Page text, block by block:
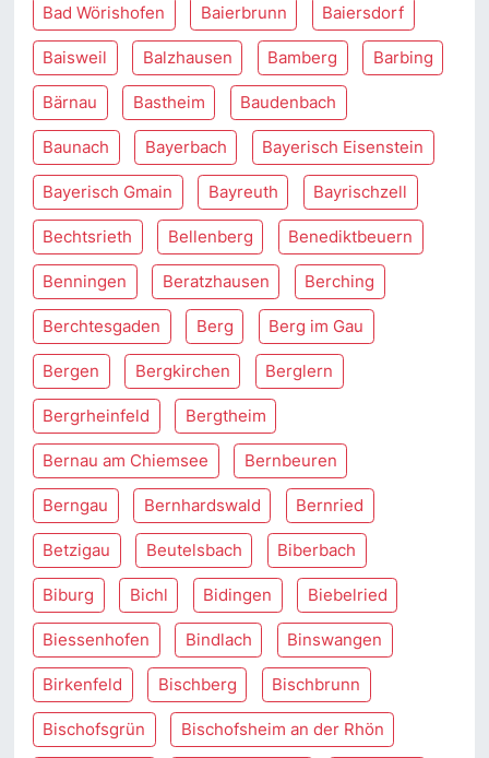
Bad Wörishofen Baierbrunn Baiersdorf
Baisweil Balzhausen Bamberg Barbing
Bärnau Bastheim Baudenbach
Baunach Bayerbach Bayerisch Eisenstein
Bayerisch Gmain Bayreuth Bayrischzell
Bechtsrieth Bellenberg Benediktbeuern
Benningen Beratzhausen Berching
Berchtesgaden Berg Berg im Gau
Bergen Bergkirchen Berglern
Bergrheinfeld Bergtheim
Bernau am Chiemsee Bernbeuren
Berngau Bernhardswald Bernried
Betzigau Beutelsbach Biberbach
Biburg Bichl Bidingen Biebelried
Biessenhofen Bindlach Binswangen
Birkenfeld Bischberg Bischbrunn
Bischofsgrün Bischofsheim an der Rhön